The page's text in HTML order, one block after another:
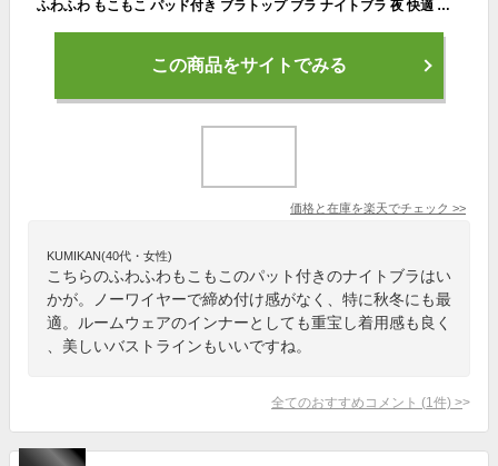
ふわふわ もこもこ パッド付き ブラトップ ブラ ナイトブラ 夜 快適 ノンワイヤー ハーフトップ Uネック レディース 温活 タンクトップ ヨガ ジム ルームウェアインナー シンプル 秋冬 韓国ファッション
この商品をサイトでみる
価格と在庫を楽天でチェック >>
KUMIKAN(40代・女性)
こちらのふわふわもこもこのパット付きのナイトブラはい
かが。ノーワイヤーで締め付け感がなく、特に秋冬にも最
適。ルームウェアのインナーとしても重宝し着用感も良く
、美しいバストラインもいいですね。
全てのおすすめコメント (1 件) >